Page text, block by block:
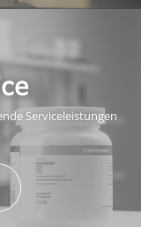
Serviceleistungen